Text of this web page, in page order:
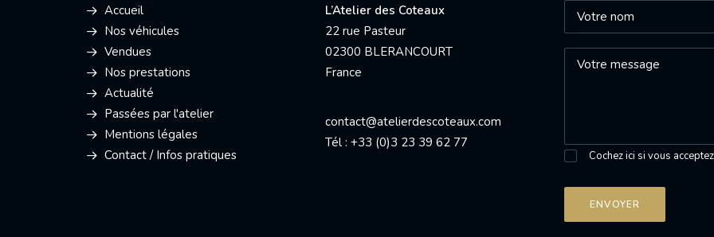
Accueil
Nos véhicules
Vendues
Nos prestations
Actualité
Passées par l'atelier
Mentions légales
Contact / Infos pratiques
L’Atelier des Coteaux
22 rue Pasteur
02300 BLERANCOURT
France
contact@atelierdescoteaux.com
Tél : +33 (0)3 23 39 62 77
Cochez ici si vous